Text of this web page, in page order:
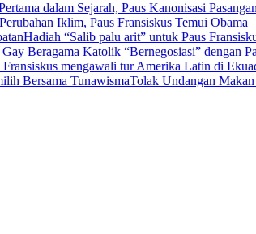
dalam Sejarah, Paus Kanonisasi
Iklim, Paus Fransiskus Temui Obama
Hadiah “Salib palu arit” untuk Paus
Gay Beragama Katolik “Bernegosiasi” dengan
Fransiskus mengawali tur Amerika Latin di
Tolak Undangan